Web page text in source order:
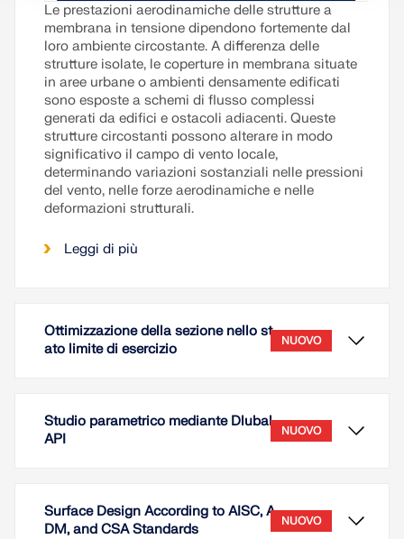
Le prestazioni aerodinamiche delle strutture a
membrana in tensione dipendono fortemente dal
loro ambiente circostante. A differenza delle
strutture isolate, le coperture in membrana situate
in aree urbane o ambienti densamente edificati
sono esposte a schemi di flusso complessi
generati da edifici e ostacoli adiacenti. Queste
strutture circostanti possono alterare in modo
significativo il campo di vento locale,
determinando variazioni sostanziali nelle pressioni
del vento, nelle forze aerodinamiche e nelle
deformazioni strutturali.
Leggi di più
Ottimizzazione della sezione nello st
ato limite di esercizio
NUOVO
Studio parametrico mediante Dlubal
API
NUOVO
Surface Design According to AISC, A
DM, and CSA Standards
NUOVO